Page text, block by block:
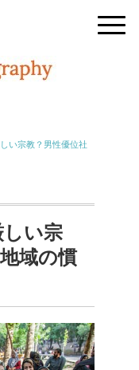
い宗教？男性優位社
い宗
域の慣